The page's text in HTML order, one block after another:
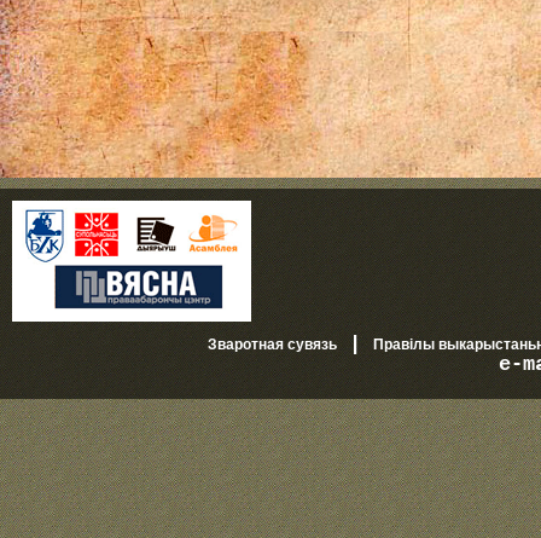
Зваротная сувязь|Правілы
e-